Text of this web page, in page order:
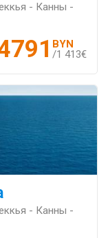
- Канны -
BYN
/1 413€
- Канны -